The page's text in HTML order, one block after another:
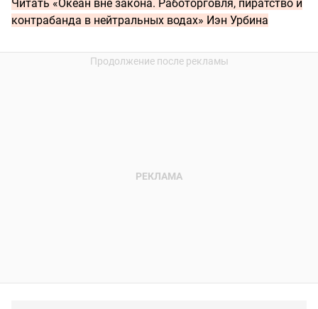
Читать «Океан вне закона. Работорговля, пиратство и
контрабанда в нейтральных водах» Иэн Урбина